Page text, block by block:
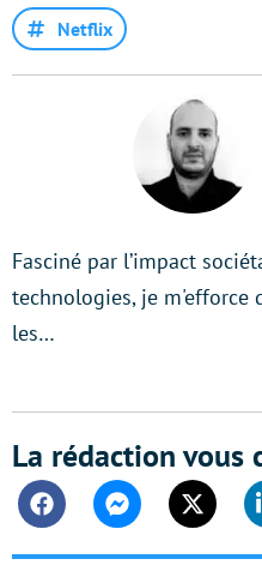
Netflix
Fasciné par l’impact
technologies, je m'efforce
les…
La rédaction vous
FacebookMessengerTwitter